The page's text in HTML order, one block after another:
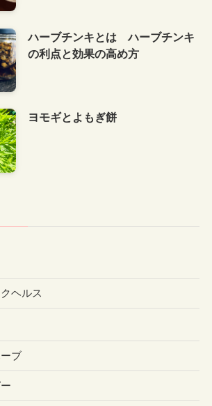
ハーブチンキとは ハーブチンキ
の利点と効果の高め方
ヨモギとよもぎ餅
ヘルス
ブ